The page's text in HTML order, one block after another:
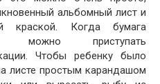
альбомный лист и
краской. Когда бумага
можно приступать
Чтобы ребенку было
листе простым карандашом